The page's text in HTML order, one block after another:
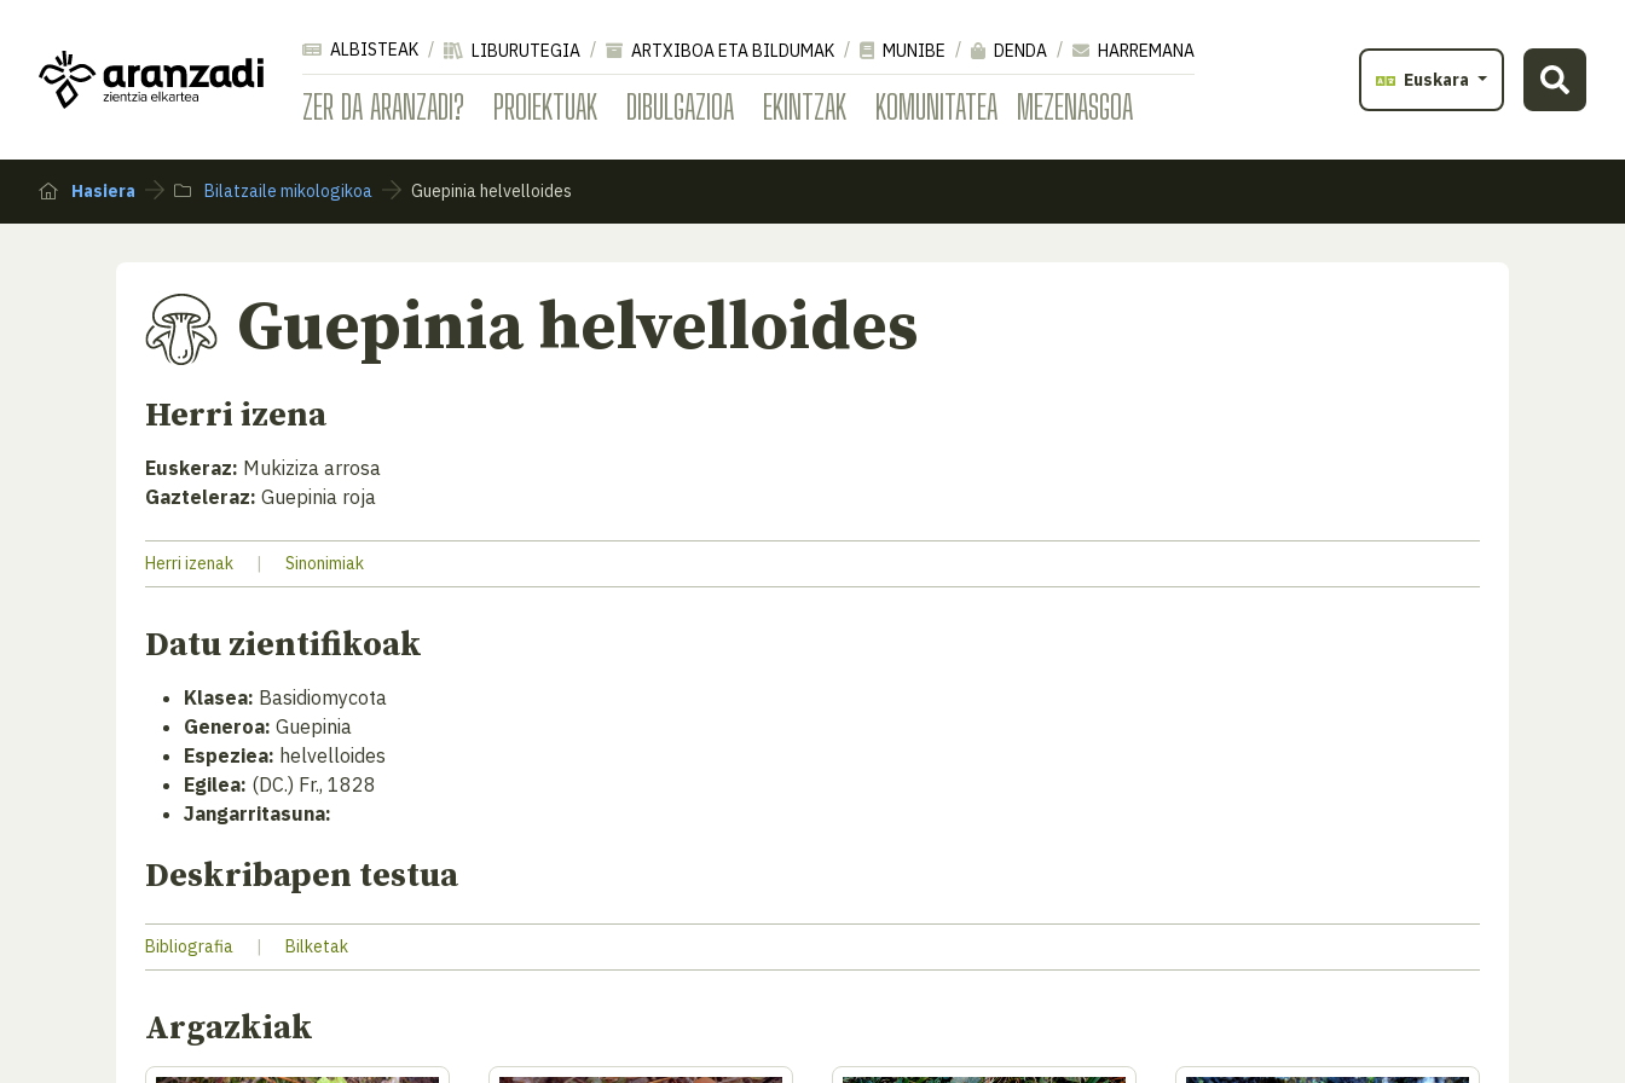
ZER DA ARANZADI? PROIEKTUAK DIBULGAZIOA EKINTZAK KOMUNITATEA MEZENASGOA
ALBISTEAK LIBURUTEGIA ARTXIBOA ETA BILDUMAK MUNIBE DENDA
HARREMANA
Euskara
Hasiera Bilatzaile mikologikoa Guepinia helvelloides
Guepinia helvelloides
Herri izena
Euskeraz: Mukiziza arrosa
Gazteleraz: Guepinia roja
Herri izenak | Sinonimiak
Datu zientifikoak
Klasea: Basidiomycota
Generoa: Guepinia
Espeziea: helvelloides
Egilea: (DC.) Fr., 1828
Jangarritasuna:
Deskribapen testua
Bibliografia | Bilketak
Argazkiak